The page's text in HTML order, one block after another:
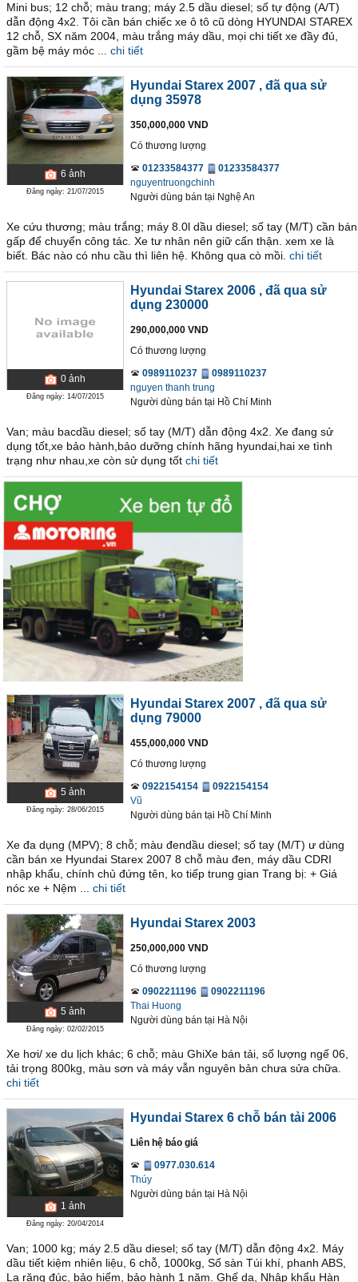
Mini bus; 12 chỗ; màu trang; máy 2.5 dầu diesel; số tự động (A/T)
dẫn động 4x2. Tôi cần bán chiếc xe ô tô cũ dòng HYUNDAI STAREX
12 chỗ, SX năm 2004, màu trắng máy dầu, mọi chi tiết xe đầy đủ,
gầm bệ máy móc ...
chi tiết
6 ảnh
Đăng ngày: 21/07/2015
Hyundai Starex 2007 , đã qua sử
dụng 35978
350,000,000 VND
Có thương lượng
01233584377
01233584377
nguyentruongchinh
Người dùng bán tại Nghệ An
Xe cứu thương; màu trắng; máy 8.0l dầu diesel; số tay (M/T) cần bán
gấp để chuyển công tác. Xe tư nhân nên giữ cẩn thận. xem xe là
biết. Bác nào có nhu cầu thì liên hệ. Không qua cò mồi. chi tiết
0 ảnh
Đăng ngày: 14/07/2015
Hyundai Starex 2006 , đã qua sử
dụng 230000
290,000,000 VND
Có thương lượng
0989110237
0989110237
nguyen thanh trung
Người dùng bán tại Hồ Chí Minh
Van; màu bacdầu diesel; số tay (M/T) dẫn động 4x2. Xe đang sử
dụng tốt,xe bảo hành,bảo dưỡng chính hãng hyundai,hai xe tình
trạng như nhau,xe còn sử dụng tốt chi tiết
5 ảnh
Đăng ngày: 28/06/2015
Hyundai Starex 2007 , đã qua sử
dụng 79000
455,000,000 VND
Có thương lượng
0922154154
0922154154
Vũ
Người dùng bán tại Hồ Chí Minh
Xe đa dụng (MPV); 8 chỗ; màu đendầu diesel; số tay (M/T) ư dùng
cần bán xe Hyundai Starex 2007 8 chỗ màu đen, máy dầu CDRI
nhập khẩu, chính chủ đứng tên, ko tiếp trung gian Trang bị: + Giá
nóc xe + Nệm ...
chi tiết
5 ảnh
Đăng ngày: 02/02/2015
Hyundai Starex 2003
250,000,000 VND
Có thương lượng
0902211196
0902211196
Thai Huong
Người dùng bán tại Hà Nội
Xe hơi/ xe du lịch khác; 6 chỗ; màu GhiXe bán tải, số lượng ngế 06,
tải trọng 800kg, màu sơn và máy vẫn nguyên bản chưa sửa chữa.
chi tiết
1 ảnh
Đăng ngày: 20/04/2014
Hyundai Starex 6 chỗ bán tải 2006
Liên hệ báo giá
0977.030.614
Thúy
Người dùng bán tại Hà Nội
Van; 1000 kg; máy 2.5 dầu diesel; số tay (M/T) dẫn động 4x2. Máy
dầu tiết kiệm nhiên liệu, 6 chỗ, 1000kg, Số sàn Túi khí, phanh ABS,
La răng đúc, bảo hiểm, bảo hành 1 năm. Ghế da, Nhập khẩu Hàn